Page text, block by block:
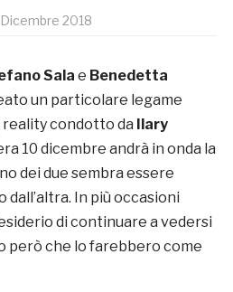
2018
Sala e Benedetta
un particolare legame
reality condotto da
Ilary
10 dicembre andrà in onda la
dei due sembra essere
dall’altra. In più occasioni
di continuare a vedersi
però che lo farebbero come